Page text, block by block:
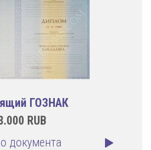
ГОЗНАК
RUB
документа